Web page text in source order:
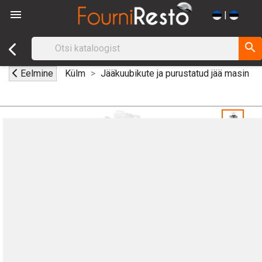
 |
search
Eelmine Külm Jääkuubikute ja purustatud jää masin